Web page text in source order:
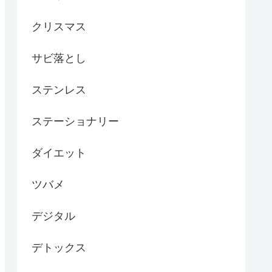
クリスマス
サビ落とし
ステンレス
ステーショナリー
ダイエット
ツバメ
デジタル
デトックス